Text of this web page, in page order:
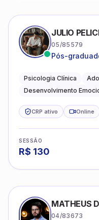
JULIO
05/85579
Pós-
Psicologia Clínica
Desenvolvimento
CRP ativo Online
SESSÃO
R$ 130
MATHEUS
04/83673